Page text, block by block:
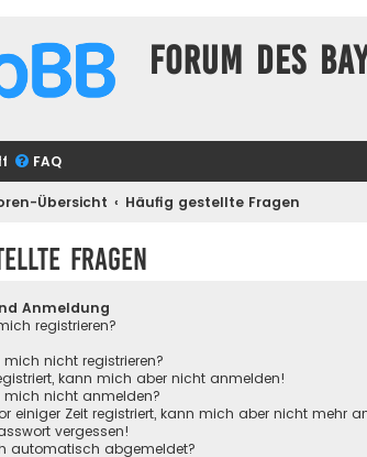
Forum des
FAQ
Übersicht Häufig gestellte Fragen
Fragen
Anmeldung
registrieren?
nicht registrieren?
kann mich aber nicht anmelden!
nicht anmelden?
einiger Zeit registriert, kann mich aber nicht mehr
vergessen!
automatisch abgemeldet?